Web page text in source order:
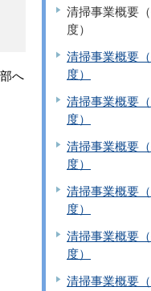
へ
清掃事業概要
度）
清掃事業概要
度）
清掃事業概要
度）
清掃事業概要
度）
清掃事業概要
度）
清掃事業概要
度）
清掃事業概要